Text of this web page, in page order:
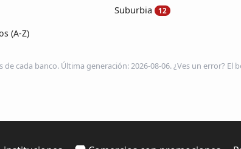
Suburbia 12
(A-Z)
cada banco. Última generación: 2026-08-06. ¿Ves un error? El